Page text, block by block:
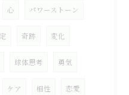
心 パワーストーン
奇跡 変化
球体思考 勇気
ケア 相性 恋愛